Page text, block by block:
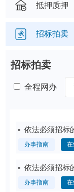
抵押质押
招标拍卖
招标拍卖
全程网办